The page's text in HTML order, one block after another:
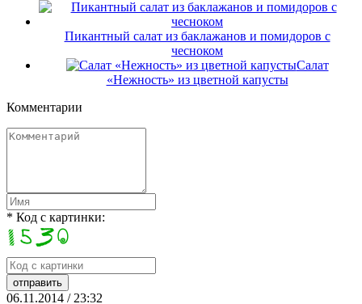
Пикантный салат из баклажанов и помидоров с
чесноком
Салат
«Нежность» из цветной капусты
Комментарии
* Код с картинки:
06.11.2014 / 23:32